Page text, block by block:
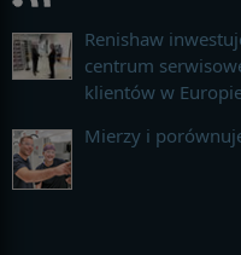
Renishaw
centrum
klientów w
Mierzy i